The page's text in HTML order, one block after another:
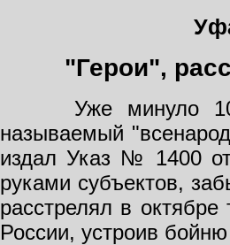
"Герои",
Уже минуло 10
называемый
издал Указ № 1400
руками субъектов,
расстрелял в
России, устроив